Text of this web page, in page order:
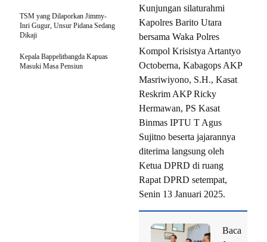
Kunjungan silaturahmi
Kapolres Barito Utara
bersama Waka Polres
Kompol Krisistya Artantyo
Octoberna, Kabagops AKP
Masriwiyono, S.H., Kasat
Reskrim AKP Ricky
Hermawan, PS Kasat
Binmas IPTU T Agus
Sujitno beserta jajarannya
diterima langsung oleh
Ketua DPRD di ruang
Rapat DPRD setempat,
Senin 13 Januari 2025.
Baca
TSM yang Dilaporkan Jimmy-
Inri Gugur, Unsur Pidana Sedang
Dikaji
Kepala Bappelitbangda Kapuas
Masuki Masa Pensiun